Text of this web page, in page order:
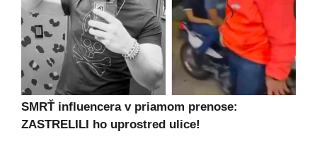
SMRŤ influencera v priamom prenose:
ZASTRELILI ho uprostred ulice!